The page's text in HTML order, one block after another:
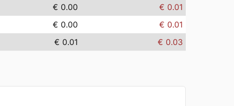
€ 0.00
€ 0.01
€ 0.00
€ 0.01
€ 0.01 € 0.03